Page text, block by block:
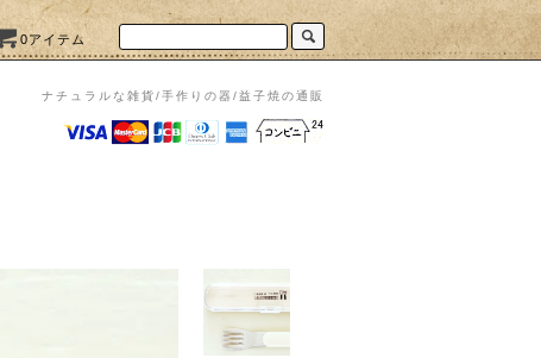
0アイテム
ナチュラルな雑貨/手作りの器/益子焼の通販